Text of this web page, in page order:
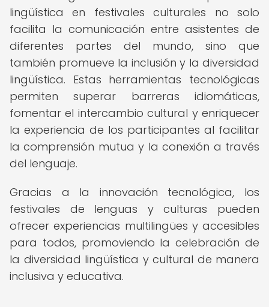
lingüística en festivales culturales no solo
facilita la comunicación entre asistentes de
diferentes partes del mundo, sino que
también promueve la inclusión y la diversidad
lingüística. Estas herramientas tecnológicas
permiten superar barreras idiomáticas,
fomentar el intercambio cultural y enriquecer
la experiencia de los participantes al facilitar
la comprensión mutua y la conexión a través
del lenguaje.
Gracias a la innovación tecnológica, los
festivales de lenguas y culturas pueden
ofrecer experiencias multilingües y accesibles
para todos, promoviendo la celebración de
la diversidad lingüística y cultural de manera
inclusiva y educativa.